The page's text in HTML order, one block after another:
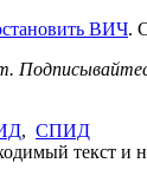
ВИЧ.
, СПИД
текст и